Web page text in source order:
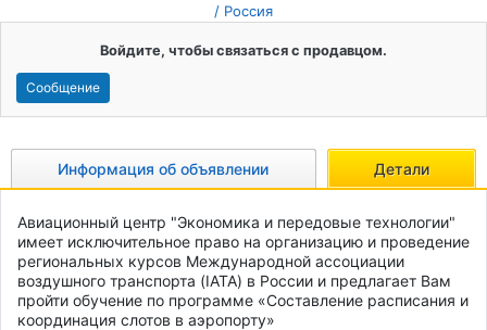
Россия
/
Войдите, чтобы связаться с продавцом.
Сообщение
Информация об объявлении Детали
Авиационный центр "Экономика и передовые технологии"
имеет исключительное право на организацию и проведение
региональных курсов Международной ассоциации
воздушного транспорта (IATA) в России и предлагает Вам
пройти обучение по программе «Составление расписания и
координация слотов в аэропорту»